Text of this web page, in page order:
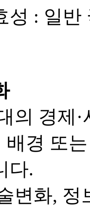
성 : 일
의 경제
배경 또
다.
변화,